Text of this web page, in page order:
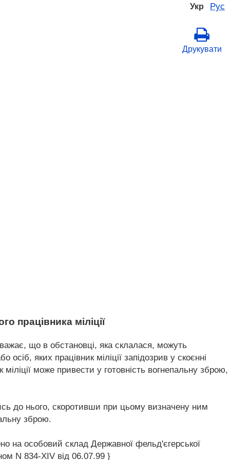
Укр Рус
Друкувати
працівника міліції
що в обстановці, яка склалася, можуть
яких працівник міліції запідозрив у скоєнні
може привести у готовність вогнепальну зброю,
до нього, скоротивши при цьому визначену ним
зброю.
на особовий склад Державної фельд'єгерської
N 834-XIV від 06.07.99 }